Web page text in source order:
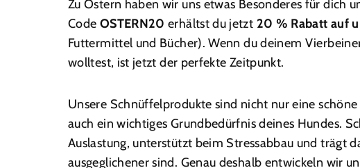
Zu Ostern haben wir uns etwas Besonderes für dich
Code OSTERN20 erhältst du jetzt 20 % Rabatt auf
Futtermittel und Bücher). Wenn du deinem
wolltest, ist jetzt der perfekte Zeitpunkt.
Unsere Schnüffelprodukte sind nicht nur eine
auch ein wichtiges Grundbedürfnis deines Hundes.
Auslastung, unterstützt beim Stressabbau und trägt
ausgeglichener sind. Genau deshalb entwickeln wir